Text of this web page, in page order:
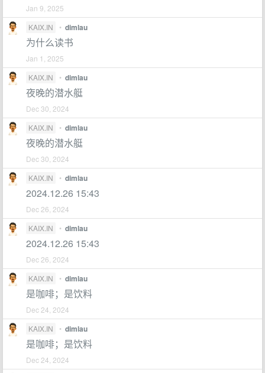
Jan 9, 2025
KAIX.IN
• dimlau
为什么读书
Jan 1, 2025
KAIX.IN
• dimlau
夜晚的潜水艇
Dec 30, 2024
KAIX.IN
• dimlau
夜晚的潜水艇
Dec 30, 2024
KAIX.IN
• dimlau
2024.12.26 15:43
Dec 26, 2024
KAIX.IN
• dimlau
2024.12.26 15:43
Dec 26, 2024
KAIX.IN
• dimlau
是咖啡；是饮料
Dec 24, 2024
KAIX.IN
• dimlau
是咖啡；是饮料
Dec 24, 2024